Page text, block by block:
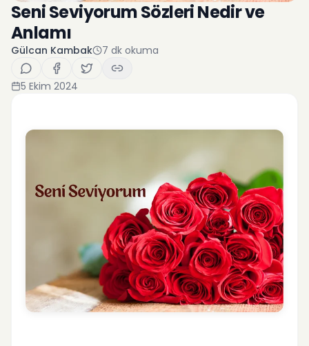
Seni Seviyorum Sözleri Nedir ve
Anlamı
Gülcan Kambak 7 dk okuma
5 Ekim 2024